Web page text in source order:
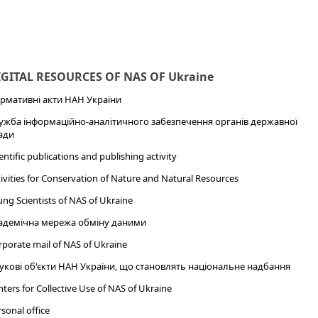
RESOURCES OF NAS OF Ukraine
акти НАН України
інформаційно-аналітичного забезпечення органів державної
publications and publishing activity
for Conservation of Nature and Natural Resources
Scientists of NAS of Ukraine
мережа обміну даними
mail of NAS of Ukraine
об'єкти НАН України, що становлять національне надбання
for Collective Use of NAS of Ukraine
office